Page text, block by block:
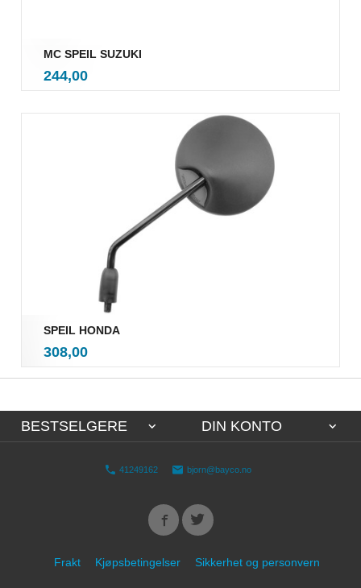
MC SPEIL SUZUKI
Pris
244,00mva.
SPEIL HONDA
Pris
308,00mva.
BESTSELGERE DIN KONTO
41249162 bjorn@bayco.no
Frakt Kjøpsbetingelser Sikkerhet og personvern